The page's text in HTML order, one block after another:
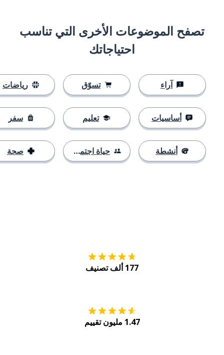
تصفح الموضوعات الأخرى التي تناسب
احتياجاتك
آراء
أساسيات
أنشطة
تسوّق
تعليم
حياة اجتماعية
رياضات
سفر
صحة
177 ألف تصنيف
1.47 مليون تقييم